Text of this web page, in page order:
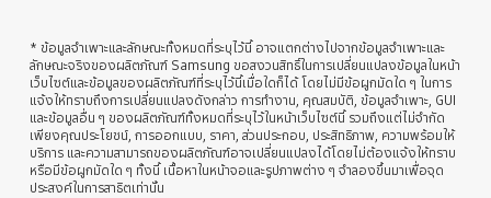
* ข้อมูลจำเพาะและลักษณะทั้งหมดที่ระบุไว้นี้ อาจแตกต่างไปจากข้อมูลจำเพาะและ
ลักษณะจริงของผลิตภัณฑ์ Samsung ขอสงวนสิทธิ์ในการเปลี่ยนแปลงข้อมูลในหน้า
เว็บไซต์และข้อมูลของผลิตภัณฑ์ที่ระบุไว้นี้เมื่อใดก็ได้ โดยไม่มีข้อผูกมัดใด ๆ ในการ
แจ้งให้ทราบถึงการเปลี่ยนแปลงดังกล่าว การทำงาน, คุณสมบัติ, ข้อมูลจำเพาะ, GUI
และข้อมูลอื่น ๆ ของผลิตภัณฑ์ทั้งหมดที่ระบุไว้ในหน้าเว็บไซต์นี้ รวมถึงแต่ไม่จำกัด
เพียงคุณประโยชน์, การออกแบบ, ราคา, ส่วนประกอบ, ประสิทธิภาพ, ความพร้อมให้
บริการ และความสามารถของผลิตภัณฑ์อาจเปลี่ยนแปลงได้โดยไม่ต้องแจ้งให้ทราบ
หรือมีข้อผูกมัดใด ๆ ทั้งนี้ เนื้อหาในหน้าจอและรูปภาพต่าง ๆ จำลองขึ้นมาเพื่อจุด
ประสงค์ในการสาธิตเท่านั้น